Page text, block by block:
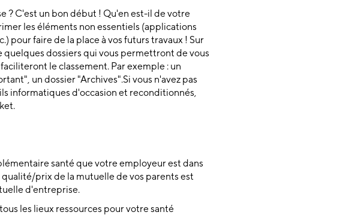
? C'est un bon début ! Qu'en est-il de votre
les éléments non essentiels (applications
pour faire de la place à vos futurs travaux ! Sur
dossiers qui vous permettront de vous
le classement. Par exemple : un
un dossier "Archives".Si vous n'avez pas
informatiques d'occasion et reconditionnés,
santé que votre employeur est dans
prix de la mutuelle de vos parents est
d'entreprise.
les lieux ressources pour votre santé